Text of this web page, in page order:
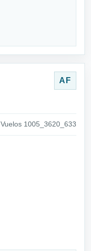
AF
Vuelos 1005_3620_633